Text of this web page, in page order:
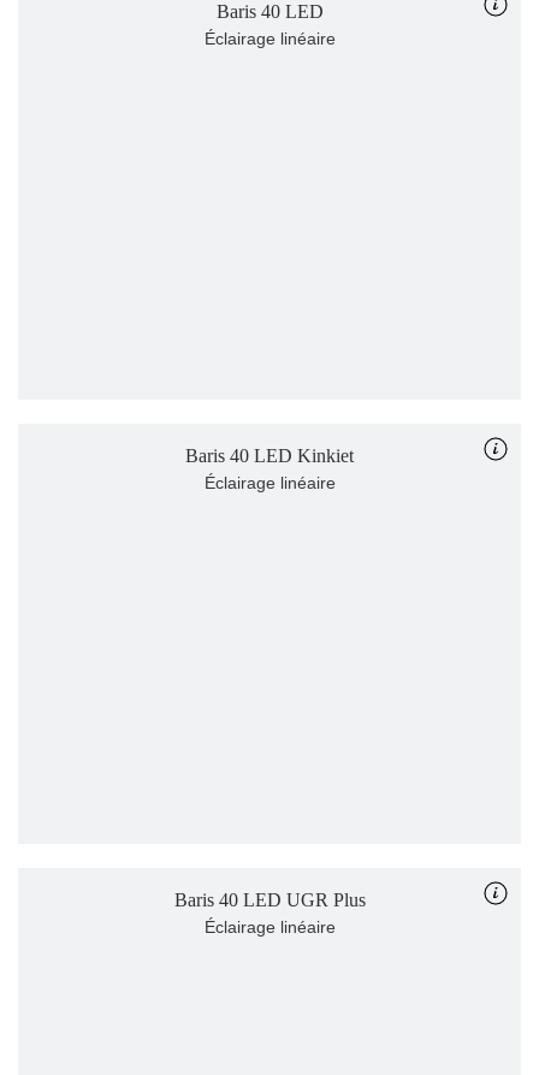
Baris 40 LED
Éclairage linéaire
Baris 40 LED Kinkiet
Éclairage linéaire
Baris 40 LED UGR Plus
Éclairage linéaire